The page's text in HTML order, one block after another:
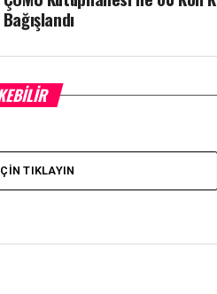
Bağışlandı
TIKLAYIN